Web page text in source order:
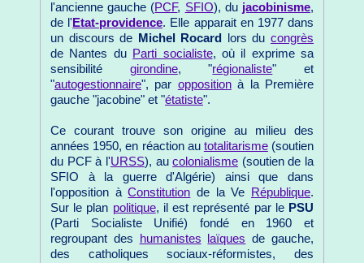
l'ancienne gauche (PCF, SFIO), du jacobinisme,
de l' Etat-providence. Elle apparait en 1977 dans
un discours de
Michel Rocard lors ducongrès
de Nantes du Parti socialiste, où il exprime sa
sensibilité girondine, "régionaliste" et
"autogestionnaire", par oppositionà la Première
gauche "jacobine" et "étatiste".
Ce courant trouve son origine au milieu des
années 1950, en réaction au totalitarisme(soutien
du PCF à l'URSS), aucolonialisme (soutien de la
SFIO à la guerre d'Algérie) ainsi que dans
l'opposition àConstitution de la Ve République.
Sur le plan politique, il est représenté par le PSU
(Parti Socialiste Unifié) fondé en 1960 et
regroupant des
humanistes laïques de gauche,
des catholiques sociaux-réformistes, des